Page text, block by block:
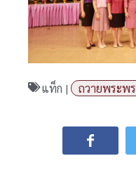
แท็ก | ถวายพระพร